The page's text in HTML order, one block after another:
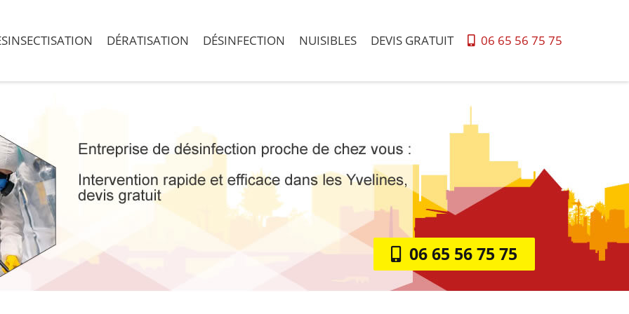
DÉRATISATION DÉSINFECTION NUISIBLES DEVIS GRATUIT 06 65 56 75 75
06 65 56 75 75